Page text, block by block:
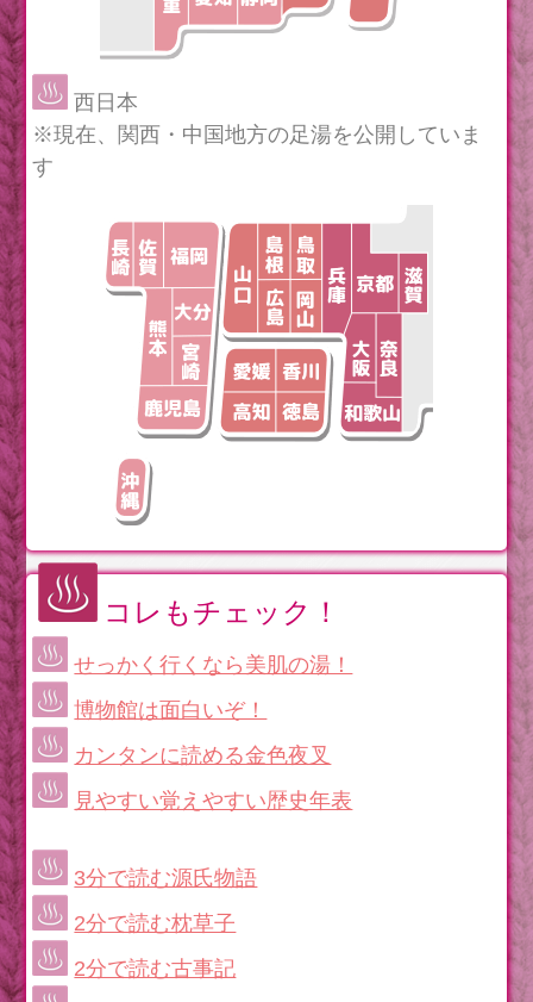
西日本
※現在、関西・中国地方の足湯を公開していま
す
コレもチェック！
せっかく行くなら美肌の湯！
博物館は面白いぞ！
カンタンに読める金色夜叉
見やすい覚えやすい歴史年表
3分で読む源氏物語
2分で読む枕草子
2分で読む古事記